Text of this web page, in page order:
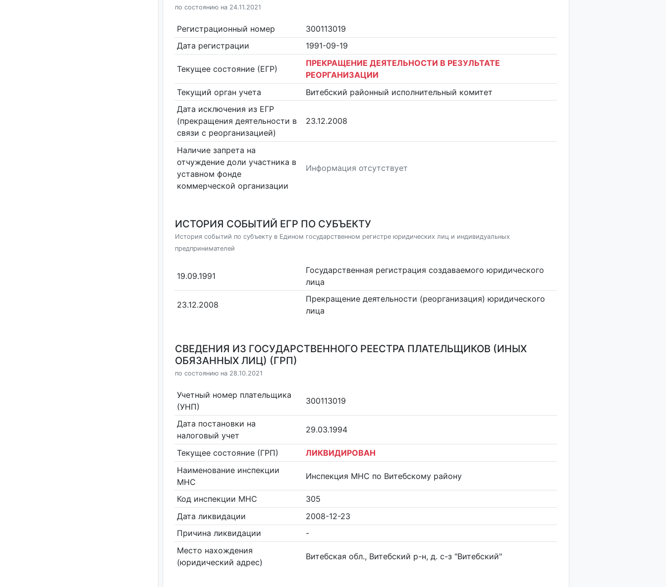
по состоянию на 24.11.2021
Регистрационный номер
300113019
Дата регистрации
1991-09-19
Текущее состояние (ЕГР)
ПРЕКРАЩЕНИЕ ДЕЯТЕЛЬНОСТИ В РЕЗУЛЬТАТЕ
РЕОРГАНИЗАЦИИ
Текущий орган учета
Витебский районный исполнительный комитет
Дата исключения из ЕГР
(прекращения деятельности в
связи с реорганизацией)
23.12.2008
Наличие запрета на
отчуждение доли участника в
уставном фонде
коммерческой организации
Информация отсутствует
ИСТОРИЯ СОБЫТИЙ ЕГР ПО СУБЪЕКТУ
История событий по субъекту в Едином государственном регистре юридических лиц и индивидуальных
предпринимателей
19.09.1991
Государственная регистрация создаваемого юридического
лица
23.12.2008
Прекращение деятельности (реорганизация) юридического
лица
СВЕДЕНИЯ ИЗ ГОСУДАРСТВЕННОГО РЕЕСТРА ПЛАТЕЛЬЩИКОВ (ИНЫХ
ОБЯЗАННЫХ ЛИЦ) (ГРП)
по состоянию на 28.10.2021
Учетный номер плательщика
(УНП)
300113019
Дата постановки на
налоговый учет
29.03.1994
Текущее состояние (ГРП)
ЛИКВИДИРОВАН
Наименование инспекции
МНС
Инспекция МНС по Витебскому району
Код инспекции МНС
305
Дата ликвидации
2008-12-23
Причина ликвидации
-
Место нахождения
(юридический адрес)
Витебская обл., Витебский р-н, д. с-з "Витебский"